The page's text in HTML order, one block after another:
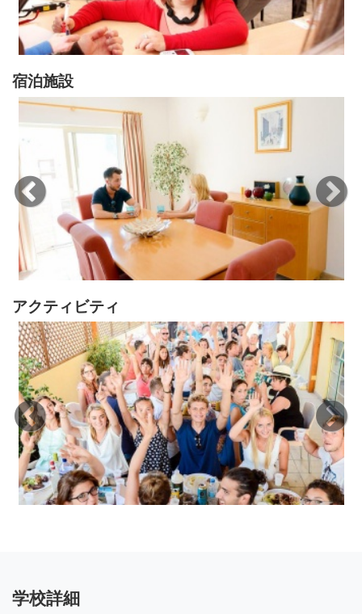
宿泊施設
アクティビティ
学校詳細